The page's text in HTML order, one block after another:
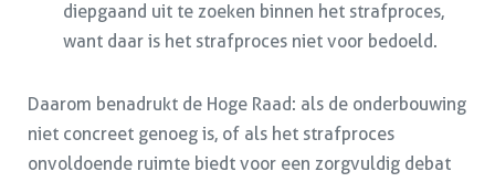
diepgaand uit te zoeken binnen het strafproces,
want daar is het strafproces niet voor bedoeld.
Daarom benadrukt de Hoge Raad: als de onderbouwing
niet concreet genoeg is, of als het strafproces
onvoldoende ruimte biedt voor een zorgvuldig debat